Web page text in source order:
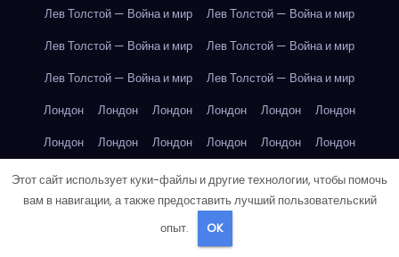
Лев Толстой — Война и мир
Лев Толстой — Война и мир
Лев Толстой — Война и мир
Лев Толстой — Война и мир
Лев Толстой — Война и мир
Лев Толстой — Война и мир
Лондон
Лондон Лондон Лондон Лондон
Лондон
Лондон
Лондон Лондон Лондон Лондон
Лондон
Лондон
Лондон Лондон Лондон Лондон
Лондон
Лондон
Лондон Лондон Лондон
Лос-Анджелес
Этот сайт использует куки-файлы и другие технологии, чтобы помочь
вам в навигации, а также предоставить лучший пользовательский
опыт.
OK